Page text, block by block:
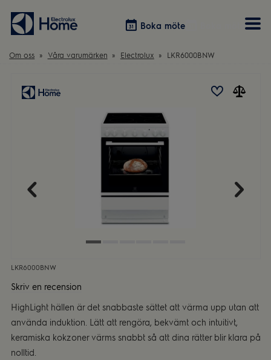
Boka möte
Våra kök
Inspiration
Förvaring
Välja garderobslösning
Vitvaror
Tvätt & Tork
Om oss Våra varumärken Electrolux LKR6000BNW
LKR6000BNW
Skriv en recension
HighLight hällen är det snabbaste sättet att värma upp utan att
använda induktion. Lätt att rengöra, bekvämt och intuitivt,
keramiska kokzoner värms snabbt så att dina rätter blir klara på
nolltid.